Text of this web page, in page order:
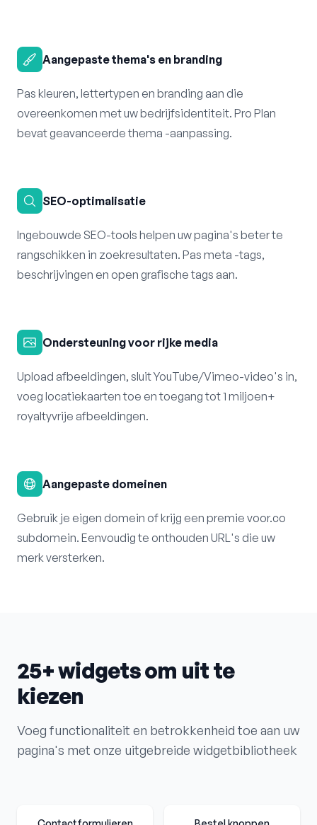
Aangepaste thema's en branding
Pas kleuren, lettertypen en branding aan die
overeenkomen met uw bedrijfsidentiteit. Pro Plan
bevat geavanceerde thema -aanpassing.
SEO-optimalisatie
Ingebouwde SEO-tools helpen uw pagina's beter te
rangschikken in zoekresultaten. Pas meta -tags,
beschrijvingen en open grafische tags aan.
Ondersteuning voor rijke media
Upload afbeeldingen, sluit YouTube/Vimeo-video's in,
voeg locatiekaarten toe en toegang tot 1 miljoen+
royaltyvrije afbeeldingen.
Aangepaste domeinen
Gebruik je eigen domein of krijg een premie voor.co
subdomein. Eenvoudig te onthouden URL's die uw
merk versterken.
25+ widgets om uit te
kiezen
Voeg functionaliteit en betrokkenheid toe aan uw
pagina's met onze uitgebreide widgetbibliotheek